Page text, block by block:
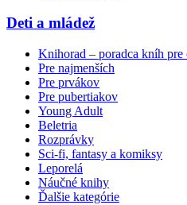
Deti a mládež
Knihorad – poradca kníh pre
Pre najmenších
Pre prvákov
Pre pubertiakov
Young Adult
Beletria
Rozprávky
Sci-fi, fantasy a komiksy
Leporelá
Náučné knihy
Ďalšie kategórie